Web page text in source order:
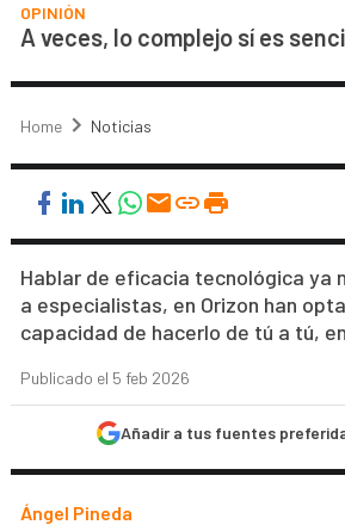
OPINIÓN
A veces, lo complejo sí es
Home Noticias
Hablar de eficacia tecnológica ya
a especialistas, en Orizon han
capacidad de hacerlo de tú a tú,
Publicado el 5 feb 2026
Añadir a tus fuentes
Ángel Pineda